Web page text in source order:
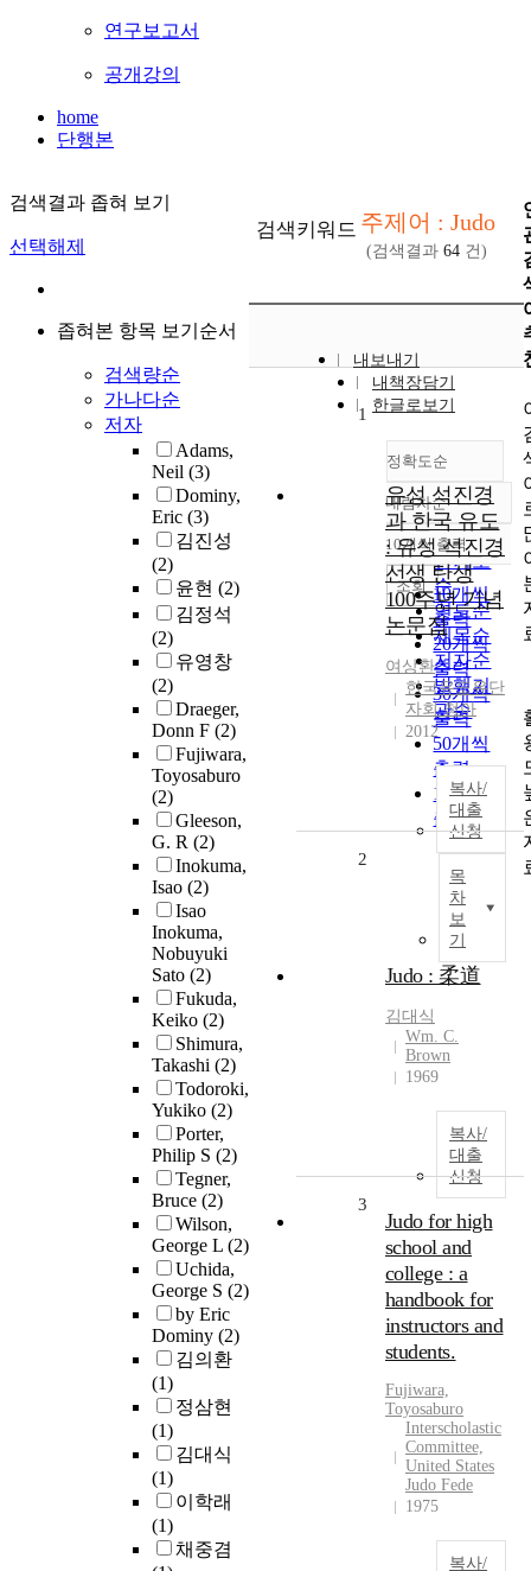
연구보고서
공개강의
home
단행본
검색결과 좁혀 보기
선택해제
좁혀본 항목 보기순서
검색량순
가나다순
저자
Adams,
Neil (3)
Dominy,
Eric (3)
김진성
(2)
윤현 (2)
김정석
(2)
유영창
(2)
Draeger,
Donn F (2)
Fujiwara,
Toyosaburo
(2)
Gleeson,
G. R (2)
Inokuma,
Isao (2)
Isao
Inokuma,
Nobuyuki
Sato (2)
Fukuda,
Keiko (2)
Shimura,
Takashi (2)
Todoroki,
Yukiko (2)
Porter,
Philip S (2)
Tegner,
Bruce (2)
Wilson,
George L (2)
Uchida,
George S (2)
by Eric
Dominy (2)
김의환
(1)
정삼현
(1)
김대식
(1)
이학래
(1)
채중겸
검색키워드 주제어 : Judo
(검색결과 64 건)
내보내기
내책장담기
한글로보기
정확도순
정확도
순
인기도
순
연도순
제목순
저자순
발행기
관순
내림차순
내림차순
10개씩 출력
10개씩
출력
20개씩
출력
30개씩
출력
50개씩
출력
100개씩
출력
조회
1
유성 석진경
과 한국 유도
: 유성 석진경
선생 탄생
100주년 기념
논문집
여상환
한국유도유단
자회 청아
2012
복사/
대출
신청
목
차
보
기
2
Judo : 柔道
김대식
Wm. C.
Brown
1969
복사/
대출
신청
3
Judo for high
school and
college : a
handbook for
instructors and
students.
Fujiwara,
Toyosaburo
Interscholastic
Committee,
United States
Judo Fede
1975
복사/